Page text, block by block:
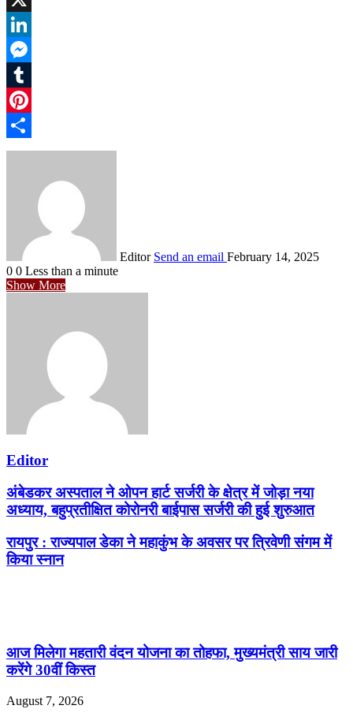
X
LinkedIn
Messenger
Tumblr
Pinterest
Share
Editor Send an email February 14, 2025
0 0 Less than a minute
Show More
Editor
अंबेडकर अस्पताल ने ओपन हार्ट सर्जरी के क्षेत्र में जोड़ा नया
अध्याय, बहुप्रतीक्षित कोरोनरी बाईपास सर्जरी की हुई शुरुआत
रायपुर : राज्यपाल डेका ने महाकुंभ के अवसर पर त्रिवेणी संगम में
किया स्नान
आज मिलेगा महतारी वंदन योजना का तोहफा, मुख्यमंत्री साय जारी
करेंगे 30वीं किस्त
August 7, 2026